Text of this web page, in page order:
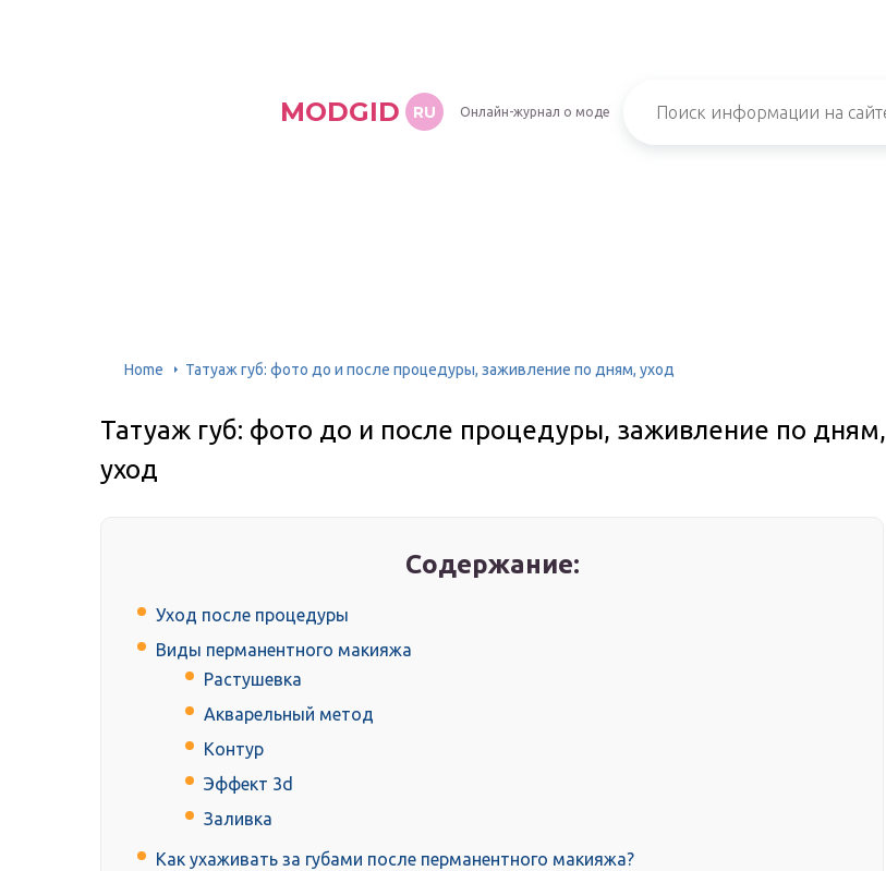
MODGID RU Онлайн-журнал о моде
Home Татуаж губ: фото до и после процедуры, заживление по дням, уход
Татуаж губ: фото до и после процедуры, заживление по дням,
уход
Содержание:
Уход после процедуры
Виды перманентного макияжа
Растушевка
Акварельный метод
Контур
Эффект 3d
Заливка
Как ухаживать за губами после перманентного макияжа?